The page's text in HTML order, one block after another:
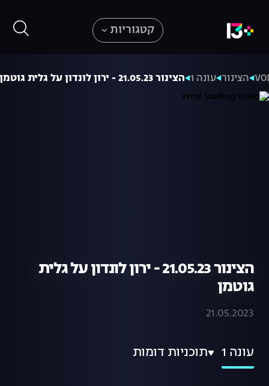
קטגוריות
הצינור עונה 1 הצינור 21.05.23 - ירון לונדון על גלית גוטמן
הצינור 21.05.23 - ירון לונדון על גלית
גוטמן
21.05.2023
עונה 1 תוכניות דומות